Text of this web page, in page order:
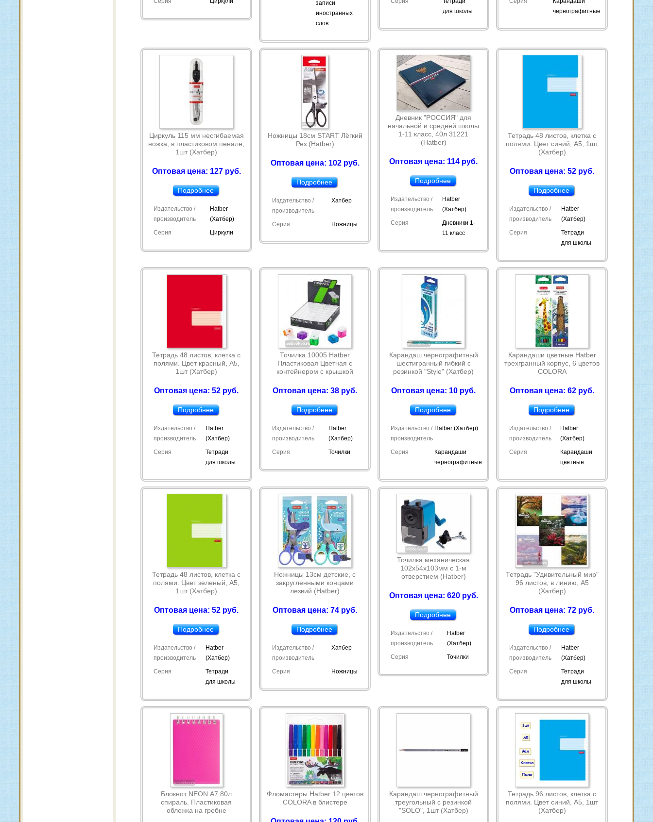
записи
иностранных
слов
для школы
чернографитные
Циркуль 115 мм несгибаемая
ножка, в пластиковом пенале,
1шт (Хатбер)
Оптовая цена: 127 руб.
Подробнее
Издательство /
производитель
Hatber
(Хатбер)
Серия
Циркули
Ножницы 18см START Лёгкий
Рез (Hatber)
Оптовая цена: 102 руб.
Подробнее
Издательство /
производитель
Хатбер
Серия Ножницы
Дневник "РОССИЯ" для
начальной и средней школы
1-11 класс, 40л 31221
(Hatber)
Оптовая цена: 114 руб.
Подробнее
Издательство /
производитель
Hatber
(Хатбер)
Серия
Дневники 1-
11 класс
Тетрадь 48 листов, клетка с
полями. Цвет синий, А5, 1шт
(Хатбер)
Оптовая цена: 52 руб.
Подробнее
Издательство /
производитель
Hatber
(Хатбер)
Серия
Тетради
для школы
Тетрадь 48 листов, клетка с
полями. Цвет красный, А5,
1шт (Хатбер)
Оптовая цена: 52 руб.
Подробнее
Издательство /
производитель
Hatber
(Хатбер)
Серия
Тетради
для школы
Точилка 10005 Hatber
Пластиковая Цветная с
контейнером с крышкой
Оптовая цена: 38 руб.
Подробнее
Издательство /
производитель
Hatber
(Хатбер)
Серия
Точилки
Карандаш чернографитный
шестигранный гибкий с
резинкой "Style" (Хатбер)
Оптовая цена: 10 руб.
Подробнее
Издательство /
производитель
Hatber (Хатбер)
Серия
Карандаши
чернографитные
Карандаши цветные Hatber
трехгранный корпус, 6 цветов
COLORA
Оптовая цена: 62 руб.
Подробнее
Издательство /
производитель
Hatber
(Хатбер)
Серия
Карандаши
цветные
Тетрадь 48 листов, клетка с
полями. Цвет зеленый, А5,
1шт (Хатбер)
Оптовая цена: 52 руб.
Подробнее
Издательство /
производитель
Hatber
(Хатбер)
Серия
Тетради
для школы
Ножницы 13см детские, с
закругленными концами
лезвий (Hatber)
Оптовая цена: 74 руб.
Подробнее
Издательство /
производитель
Хатбер
Серия Ножницы
Точилка механическая
102х54х103мм с 1-м
отверстием (Hatber)
Оптовая цена: 620 руб.
Подробнее
Издательство /
производитель
Hatber
(Хатбер)
Серия
Точилки
Тетрадь "Удивительный мир"
96 листов, в линию, А5
(Хатбер)
Оптовая цена: 72 руб.
Подробнее
Издательство /
производитель
Hatber
(Хатбер)
Серия
Тетради
для школы
Блокнот NEON А7 80л
спираль. Пластиковая
обложка на гребне
Фломастеры Hatber 12 цветов
COLORA в блистере
Карандаш чернографитный
треугольный с резинкой
"SOLO", 1шт (Хатбер)
Тетрадь 96 листов, клетка с
полями. Цвет синий, А5, 1шт
(Хатбер)